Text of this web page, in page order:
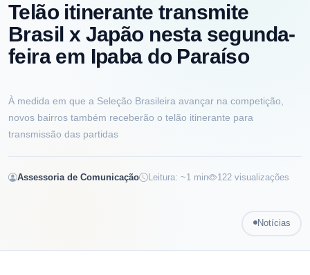
Telão itinerante transmite
Brasil x Japão nesta segunda-
feira em Ipaba do Paraíso
Notícias
À medida em que a Seleção Brasileira avançar na competição,
novos bairros também receberão o telão itinerante para
transmissão das partidas
Assessoria de Comunicação Leitura: ~1 min 122 visualizações